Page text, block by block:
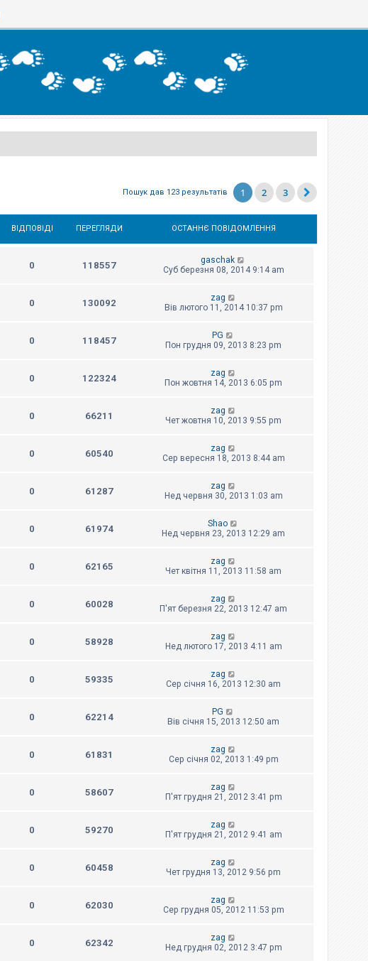
Пошук дав 123 результатів 1 2 3
ВІДПОВІДІ ПЕРЕГЛЯДИ ОСТАННЄ ПОВІДОМЛЕННЯ
0 118557
gaschak
Суб березня 08, 2014 9:14 am
0 130092
zag
Вів лютого 11, 2014 10:37 pm
0 118457
PG
Пон грудня 09, 2013 8:23 pm
0 122324
zag
Пон жовтня 14, 2013 6:05 pm
0 66211
zag
Чет жовтня 10, 2013 9:55 pm
0 60540
zag
Сер вересня 18, 2013 8:44 am
0 61287
zag
Нед червня 30, 2013 1:03 am
0 61974
Shao
Нед червня 23, 2013 12:29 am
0 62165
zag
Чет квітня 11, 2013 11:58 am
0 60028
zag
П'ят березня 22, 2013 12:47 am
0 58928
zag
Нед лютого 17, 2013 4:11 am
0 59335
zag
Сер січня 16, 2013 12:30 am
0 62214
PG
Вів січня 15, 2013 12:50 am
0 61831
zag
Сер січня 02, 2013 1:49 pm
0 58607
zag
П'ят грудня 21, 2012 3:41 pm
0 59270
zag
П'ят грудня 21, 2012 9:41 am
0 60458
zag
Чет грудня 13, 2012 9:56 pm
0 62030
zag
Сер грудня 05, 2012 11:53 pm
0 62342
zag
Нед грудня 02, 2012 3:47 pm